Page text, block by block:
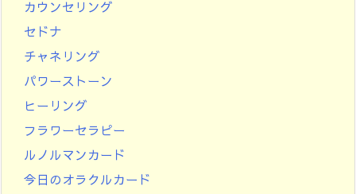
カウンセリング
セドナ
チャネリング
パワーストーン
ヒーリング
フラワーセラピー
ルノルマンカード
今日のオラクルカード